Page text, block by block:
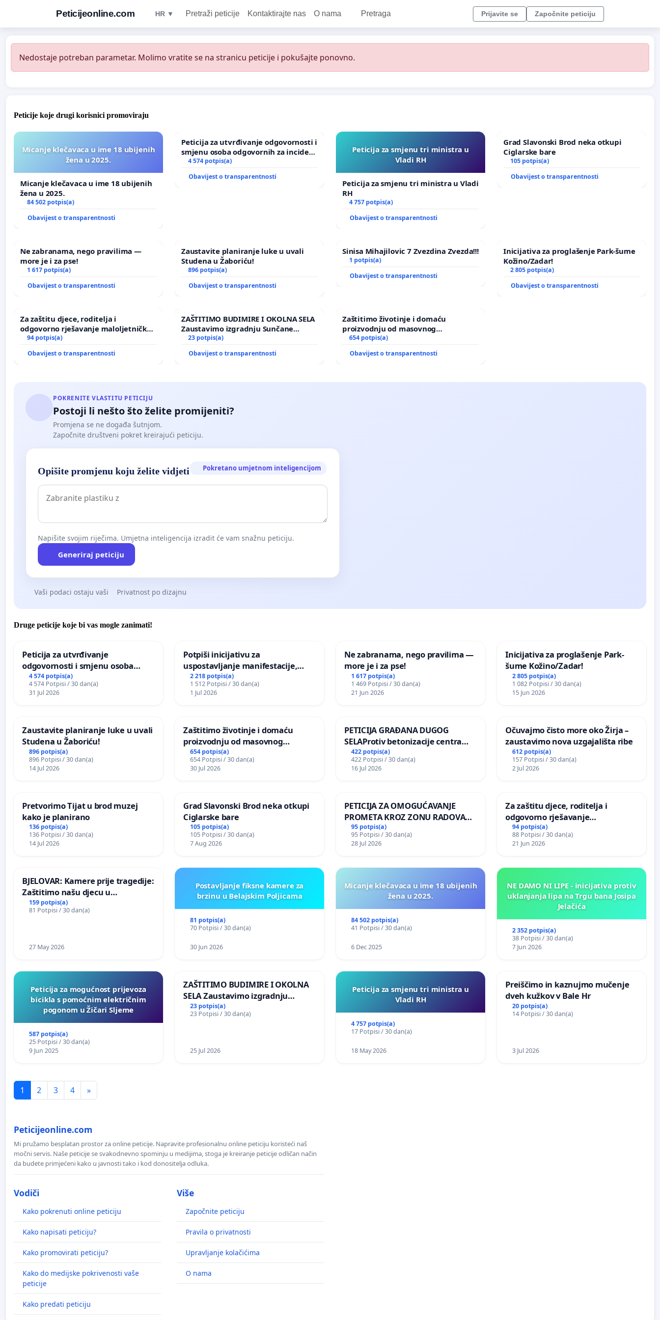
Peticijeonline.com HR ▼ Pretraži peticije Kontaktirajte nas O nama Pretraga Prijavite se Započnite peticiju
Nedostaje potreban parametar. Molimo vratite se na stranicu peticije i pokušajte ponovno.
Peticije koje drugi korisnici promoviraju
Micanje klečavaca u ime 18 ubijenih
žena u 2025.
Micanje klečavaca u ime 18 ubijenih
žena u 2025.
84 502 potpis(a)
Obavijest o transparentnosti
Peticija za utvrđivanje odgovornosti i
smjenu osoba odgovornih za incident
u Zoološkom vrtu Grada Zagreba
4 574 potpis(a)
Obavijest o transparentnosti
Peticija za smjenu tri ministra u
Vladi RH
Peticija za smjenu tri ministra u Vladi
RH
4 757 potpis(a)
Obavijest o transparentnosti
Grad Slavonski Brod neka otkupi
Ciglarske bare
105 potpis(a)
Obavijest o transparentnosti
Ne zabranama, nego pravilima —
more je i za pse!
1 617 potpis(a)
Obavijest o transparentnosti
Zaustavite planiranje luke u uvali
Studena u Žaboriću!
896 potpis(a)
Obavijest o transparentnosti
Sinisa Mihajilovic 7 Zvezdina Zvezda!!!
1 potpis(a)
Obavijest o transparentnosti
Inicijativa za proglašenje Park-šume
Kožino/Zadar!
2 805 potpis(a)
Obavijest o transparentnosti
Za zaštitu djece, roditelja i
odgovorno rješavanje maloljetničkog
nasilja
94 potpis(a)
Obavijest o transparentnosti
ZAŠTITIMO BUDIMIRE I OKOLNA SELA
Zaustavimo izgradnju Sunčane
elektrane Vedrine na području
Ugljana
23 potpis(a)
Obavijest o transparentnosti
Zaštitimo životinje i domaću
proizvodnju od masovnog
uništavanja zbog afričke svinjske
kuge
654 potpis(a)
Obavijest o transparentnosti
POKRENITE VLASTITU PETICIJU
Postoji li nešto što želite promijeniti?
Promjena se ne događa šutnjom.
Započnite društveni pokret kreirajući peticiju.
Opišite promjenu koju želite vidjeti Pokretano umjetnom inteligencijom
Napišite svojim riječima. Umjetna inteligencija izradit će vam snažnu peticiju.
Generiraj peticiju
Vaši podaci ostaju vaši Privatnost po dizajnu
Druge peticije koje bi vas mogle zanimati!
Peticija za utvrđivanje
odgovornosti i smjenu osoba
odgovornih za incident u
Zoološkom vrtu Grada Zagreba
4 574 potpis(a)
4 574 Potpisi / 30 dan(a)
31 Jul 2026
Potpiši inicijativu za
uspostavljanje manifestacije,
godišnje nagrade ili drugog
javnog događaja „Edin Avdić“ u
Sarajevu
2 218 potpis(a)
1 512 Potpisi / 30 dan(a)
1 Jul 2026
Ne zabranama, nego pravilima —
more je i za pse!
1 617 potpis(a)
1 469 Potpisi / 30 dan(a)
21 Jun 2026
Inicijativa za proglašenje Park-
šume Kožino/Zadar!
2 805 potpis(a)
1 082 Potpisi / 30 dan(a)
15 Jun 2026
Zaustavite planiranje luke u uvali
Studena u Žaboriću!
896 potpis(a)
896 Potpisi / 30 dan(a)
14 Jul 2026
Zaštitimo životinje i domaću
proizvodnju od masovnog
uništavanja zbog afričke svinjske
kuge
654 potpis(a)
654 Potpisi / 30 dan(a)
30 Jul 2026
PETICIJA GRAĐANA DUGOG
SELAProtiv betonizacije centra
grada i za očuvanje postojećih
zelenih površina i odraslih stabala
pri donošenju izmjena
422 potpis(a)
422 Potpisi / 30 dan(a)
16 Jul 2026
Očuvajmo čisto more oko Žirja –
zaustavimo nova uzgajališta ribe
612 potpis(a)
157 Potpisi / 30 dan(a)
2 Jul 2026
Pretvorimo Tijat u brod muzej
kako je planirano
136 potpis(a)
136 Potpisi / 30 dan(a)
14 Jul 2026
Grad Slavonski Brod neka otkupi
Ciglarske bare
105 potpis(a)
105 Potpisi / 30 dan(a)
7 Aug 2026
PETICIJA ZA OMOGUĆAVANJE
PROMETA KROZ ZONU RADOVA
ZA STANOVNIKE Mjesnog odbora
Kamensko i Lemić Brdo
95 potpis(a)
95 Potpisi / 30 dan(a)
28 Jul 2026
Za zaštitu djece, roditelja i
odgovorno rješavanje
maloljetničkog nasilja
94 potpis(a)
88 Potpisi / 30 dan(a)
21 Jun 2026
BJELOVAR: Kamere prije tragedije:
Zaštitimo našu djecu u
Vukovarskoj!
159 potpis(a)
81 Potpisi / 30 dan(a)
27 May 2026
Postavljanje fiksne kamere za
brzinu u Belajskim Poljicama
81 potpis(a)
70 Potpisi / 30 dan(a)
30 Jun 2026
Micanje klečavaca u ime 18 ubijenih
žena u 2025.
84 502 potpis(a)
41 Potpisi / 30 dan(a)
6 Dec 2025
NE DAMO NI LIPE - inicijativa protiv
uklanjanja lipa na Trgu bana Josipa
Jelačića
2 352 potpis(a)
38 Potpisi / 30 dan(a)
7 Jun 2026
Peticija za mogućnost prijevoza
bicikla s pomoćnim električnim
pogonom u Žičari Sljeme
587 potpis(a)
25 Potpisi / 30 dan(a)
9 Jun 2025
ZAŠTITIMO BUDIMIRE I OKOLNA
SELA Zaustavimo izgradnju
Sunčane elektrane Vedrine na
području Ugljana
23 potpis(a)
23 Potpisi / 30 dan(a)
25 Jul 2026
Peticija za smjenu tri ministra u
Vladi RH
4 757 potpis(a)
17 Potpisi / 30 dan(a)
18 May 2026
Preiščimo in kaznujmo mučenje
dveh kužkov v Bale Hr
20 potpis(a)
14 Potpisi / 30 dan(a)
3 Jul 2026
1 2 3 4 »
Peticijeonline.com
Mi pružamo besplatan prostor za online peticije. Napravite profesionalnu online peticiju koristeći naš
močni servis. Naše peticije se svakodnevno spominju u medijima, stoga je kreiranje peticije odličan način
da budete primjećeni kako u javnosti tako i kod donositelja odluka.
Vodiči
Kako pokrenuti online peticiju
Kako napisati peticiju?
Kako promovirati peticiju?
Kako do medijske pokrivenosti vaše
peticije
Kako predati peticiju
Više
Započnite peticiju
Pravila o privatnosti
Upravljanje kolačićima
O nama